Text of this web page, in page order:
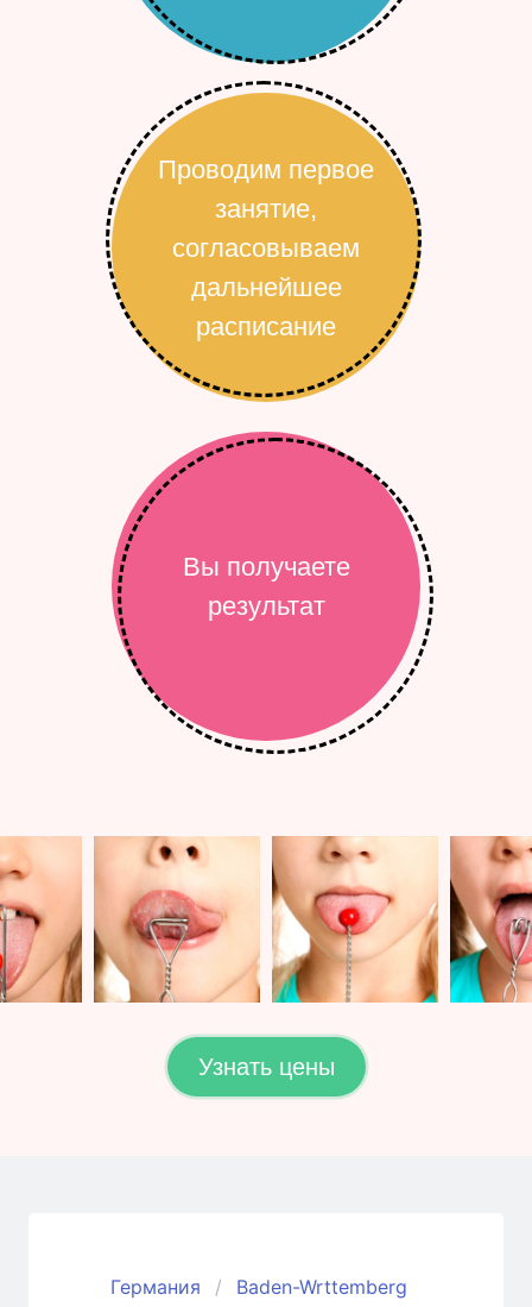
Проводим первое
занятие,
согласовываем
дальнейшее
расписание
Вы получаете
результат
Узнать цены
Германия
Baden-Wrttemberg